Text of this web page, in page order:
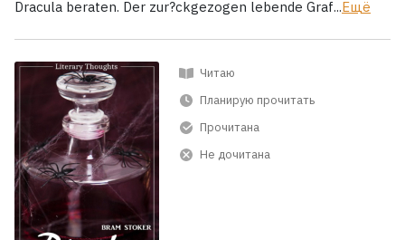
Dracula beraten. Der zur?ckgezogen lebende Graf...Ещё
Читаю
Планирую прочитать
Прочитана
Не дочитана